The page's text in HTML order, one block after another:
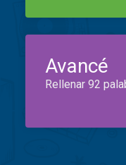
Avancé
Rellenar 92